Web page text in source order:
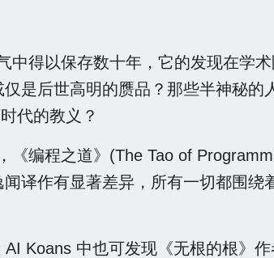
中得以保存数十年，它的发现在学
是后世高明的赝品？那些半神秘的
代的教义？
编程之道》(The Tao of
译作有显著差异，所有一切都围绕
Koans 中也可发现《无根的根》